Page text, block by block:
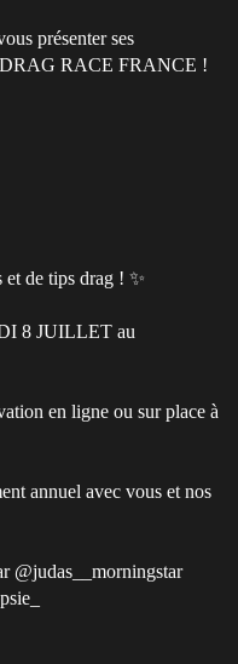
présenter ses
RACE FRANCE !
et de tips drag ! ✨
8 JUILLET au
en ligne ou sur place à
annuel avec vous et nos
@judas__morningstar